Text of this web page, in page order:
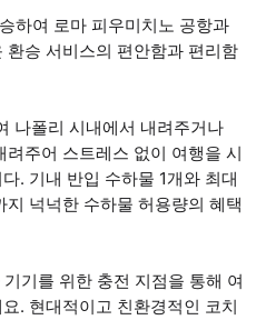
하여 로마 피우미치노 공항과
승 서비스의 편안함과 편리함
나폴리 시내에서 내려주거나
주어 스트레스 없이 여행을 시
. 기내 반입 수하물 1개와 최대
넉넉한 수하물 허용량의 혜택
기를 위한 충전 지점을 통해 여
. 현대적이고 친환경적인 코치